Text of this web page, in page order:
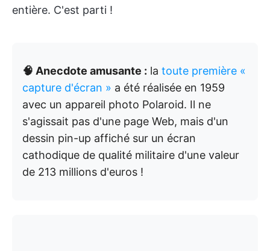
entière. C'est parti !
🧠 Anecdote amusante : la toute première «
capture d'écran » a été réalisée en 1959
avec un appareil photo Polaroid. Il ne
s'agissait pas d'une page Web, mais d'un
dessin pin-up affiché sur un écran
cathodique de qualité militaire d'une valeur
de 213 millions d'euros !